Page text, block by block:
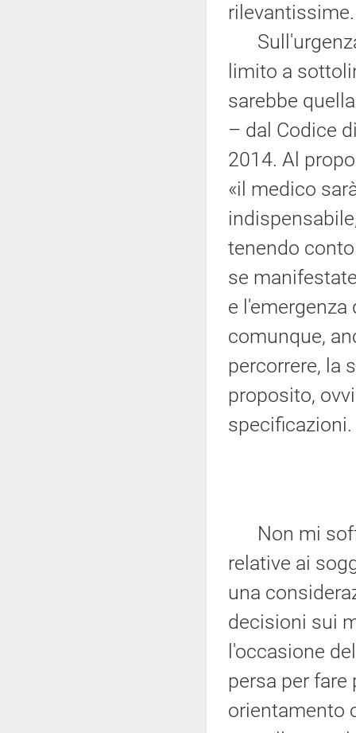
rilevantissime.
limito a
sarebbe
– dal Codice
2014. Al
«il medico
tenendo
se
e
comunque,
percorrere, la
proposito,
specificazioni.
Non mi
relative ai
una
decisioni sui
l'occasione
persa per
orientamento